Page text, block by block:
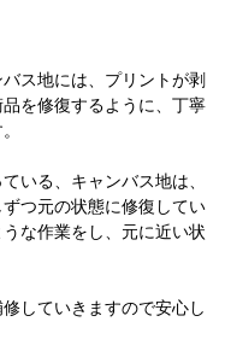
ス地には、プリントが剥
を修復するように、丁寧
いる、キャンバス地は、
つ元の状態に修復してい
な作業をし、元に近い状
していきますので安心し